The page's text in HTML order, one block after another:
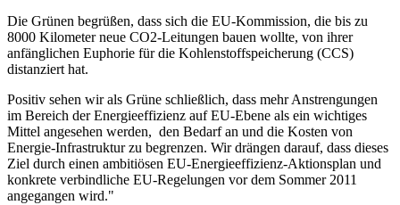
Die Grünen begrüßen, dass sich die EU-Kommission, die bis zu
8000 Kilometer neue CO2-Leitungen bauen wollte, von ihrer
anfänglichen Euphorie für die Kohlenstoffspeicherung (CCS)
distanziert hat.
Positiv sehen wir als Grüne schließlich, dass mehr Anstrengungen
im Bereich der Energieeffizienz auf EU-Ebene als ein wichtiges
Mittel angesehen werden, den Bedarf an und die Kosten von
Energie-Infrastruktur zu begrenzen. Wir drängen darauf, dass dieses
Ziel durch einen ambitiösen EU-Energieeffizienz-Aktionsplan und
konkrete verbindliche EU-Regelungen vor dem Sommer 2011
angegangen wird."